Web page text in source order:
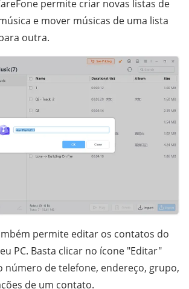
permite criar novas listas de
e mover músicas de uma lista
outra.
permite editar os contatos do
PC. Basta clicar no ícone "Editar"
número de telefone, endereço, grupo,
de um contato.